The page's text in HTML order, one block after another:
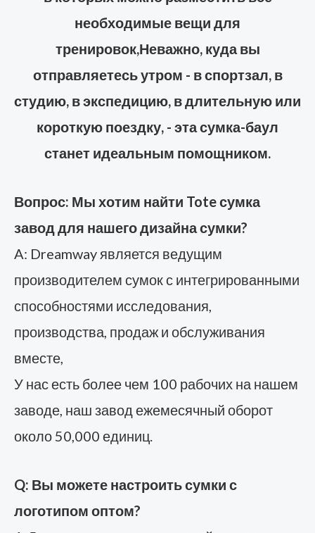
необходимые вещи для
тренировок,Неважно, куда вы
отправляетесь утром - в спортзал, в
студию, в экспедицию, в длительную или
короткую поездку, - эта сумка-баул
станет идеальным помощником.
Вопрос: Мы хотим найти Tote сумка
завод для нашего дизайна сумки?
A: Dreamway является ведущим
производителем сумок с интегрированными
способностями исследования,
производства, продаж и обслуживания
вместе,
У нас есть более чем 100 рабочих на нашем
заводе, наш завод ежемесячный оборот
около 50,000 единиц.
Q: Вы можете настроить сумки с
логотипом оптом?